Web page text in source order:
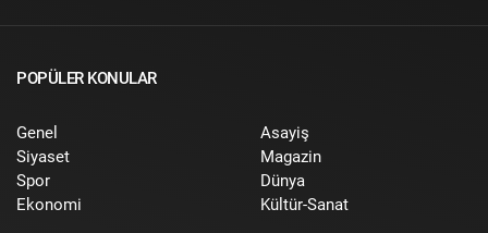
POPÜLER KONULAR
Genel
Siyaset
Spor
Ekonomi
Asayiş
Magazin
Dünya
Kültür-Sanat